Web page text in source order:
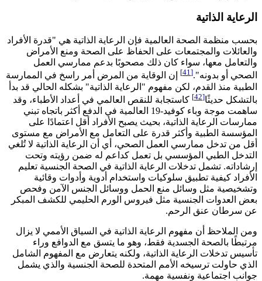
الرعاية الذاتية
بحسب منظمة الصحة العالمية فإن الرعاية الذاتية هي "قدرة الأفراد
والعائلات والمجتمعات على الحفاظ على الصحة ومنع الأمراض
والتعامل معها، سواء كان ذلك مصحوبًا بدعم ممارسي العمل
الصحي أو بدونه".[41]
إن الوقاية من المرض أمر راسخ في الممارسة
الطبية منذ القدم، لكن مفهوم "الرعاية الذاتية" بشكله الحالي قد بدأ
بالتشكل حديثًا[42]
كاستجابة للنقص العالمي في أعداد الأطباء، وقد
ساهمت موجة وباء كوفيد-19 العالمية في الدفع أكثر باتجاه تبني
ممارسات الرعاية الذاتية، بحيث يصبح الأفراد أقل اعتمادًا على
المؤسسة الطبية وأكثر قدرة على التعامل مع الأمراض مع مستوى
أقل من تدخل ممارسي العمل الصحي، أي أن الرعاية الذاتية لا تُلغي
التدخل الطبي المؤسسي بل تعمل كداعم له ضمن رؤيته وتحت
إرشاداته. تشمل تدخلات الرعاية الذاتية في الصحة الجنسية تعليم
الأفراد كيفية تطبيق سلوكيات واستخدام أدوية وأدوات وقائية
وتشخيصية مثل وسائل منع الحمل ووسائل الجنس الآمن وفحص
بعض العدوات الجنسية مثل فيروس الورم الحليمي للكشف المبكر
عن سرطان عنق الرحم.
ومن الملاحظ أن مفهوم الرعاية الذاتية في السياق الأممي لا يزال
مرتبطًا بالصحة الجسدية فقط، وهو ما يتسق مع الدوافع وراء
تأسيس تدخلات الرعاية الذاتية، ولكنه يتعارض مع المفهوم الشامل
الذي حاولت ترسيخه الأمم المتحدة للصحة الجنسية والذي يشمل
جوانب اجتماعية ونفسية مهمة.